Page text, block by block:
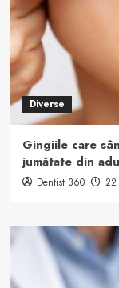
Diverse
Gingiile care
jumătate din
Dentist 360 22